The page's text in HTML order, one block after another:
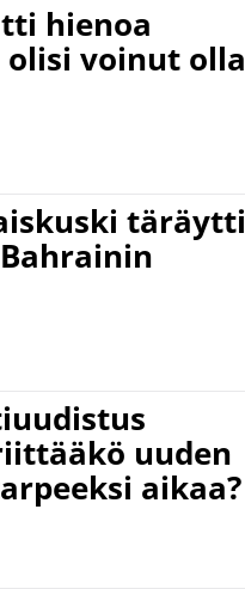
hienoa
olisi voinut olla
täräytti
uuden
aikaa?